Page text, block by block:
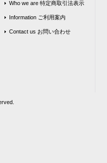
Who we are 特定商取引法表示
Information ご利用案内
Contact us お問い合わせ